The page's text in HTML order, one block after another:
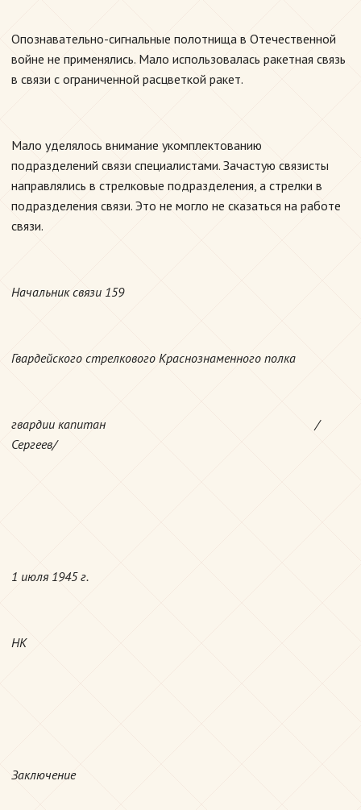
Опознавательно-сигнальные полотнища в Отечественной
войне не применялись. Мало использовалась ракетная связь
в связи с ограниченной расцветкой ракет.
Мало уделялось внимание укомплектованию
подразделений связи специалистами. Зачастую связисты
направлялись в стрелковые подразделения, а стрелки в
подразделения связи. Это не могло не сказаться на работе
связи.
Начальник связи 159
Гвардейского стрелкового Краснознаменного полка
гвардии капитан /
Сергеев/
1 июля 1945 г.
НК
Заключение